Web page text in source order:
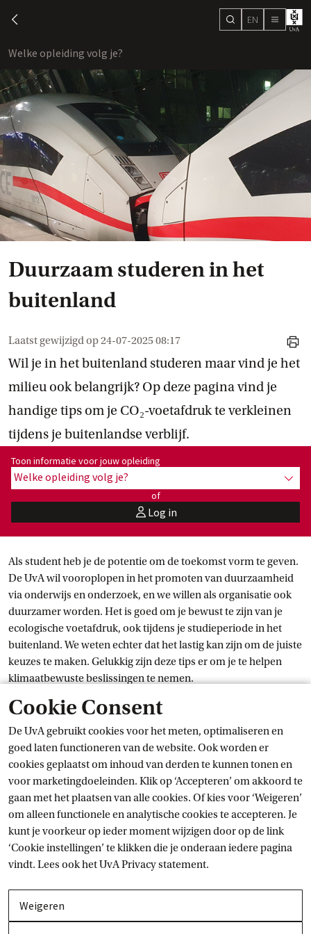
Cookie Consent
De UvA gebruikt cookies voor het meten, optimaliseren en
goed laten functioneren van de website. Ook worden er
cookies geplaatst om inhoud van derden te kunnen tonen en
voor marketingdoeleinden. Klik op ‘Accepteren’ om akkoord te
gaan met het plaatsen van alle cookies. Of kies voor ‘Weigeren’
om alleen functionele en analytische cookies te accepteren. Je
kunt je voorkeur op ieder moment wijzigen door op de link
‘Cookie instellingen’ te klikken die je onderaan iedere pagina
vindt. Lees ook hetUvA Privacy statement.
Weigeren
chevron-left search
EN menu
Welke opleiding volg je?
Duurzaam studeren in het
buitenland
Laatst gewijzigd op24-07-2025 08:17
print
Wil je in het buitenland studeren maar vind je het
milieu ook belangrijk? Op deze pagina vind je
handige tips om je CO₂-voetafdruk te verkleinen
tijdens je buitenlandse verblijf.
Toon informatie voor opleiding:
Toon informatie voor jouw opleiding
Welke opleiding volg je? toon
of
userLog in
Als student heb je de potentie om de toekomst vorm te geven.
De UvA wil vooroplopen in het promoten van duurzaamheid
via onderwijs en onderzoek, en we willen als organisatie ook
duurzamer worden. Het is goed om je bewust te zijn van je
ecologische voetafdruk, ook tijdens je studieperiode in het
buitenland. We weten echter dat het lastig kan zijn om de juiste
keuzes te maken. Gelukkig zijn deze tips er om je te helpen
klimaatbewuste beslissingen te nemen.
Zaken om te overwegen bij het plannen van je reis
Open en sluit item
Waarom de trein nemen?
Open en sluit item
Financiering van je reis: Erasmus+ Green Travel
Top-up-beurs
Open en sluit item
Eenmaal daar: een duurzaam verblijf
Wat als ik buiten Europa studeer?
Open en sluit item
Kijk ook bij
Duurzaamheid